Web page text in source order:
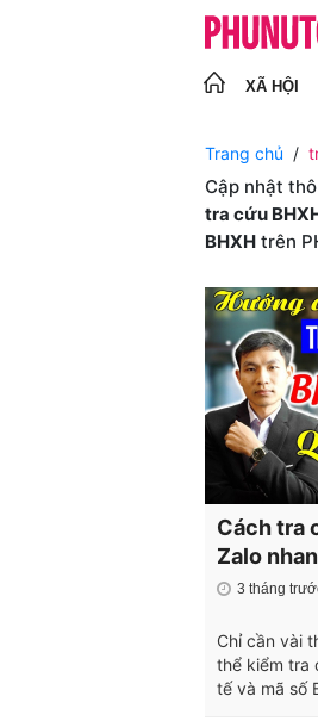
XÃ HỘI
Trang chủ
Cập nhật
tra cứu
BHXH trên
Cách tra
Zalo
3 tháng
Chỉ cần vài
thể kiểm tra
tế và mã số